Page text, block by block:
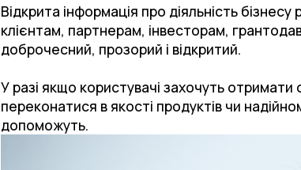
Відкрита інформація про діяльність
клієнтам, партнерам, інвесторам,
доброчесний, прозорий і відкритий.
У разі якщо користувачі захочуть отримати
переконатися в якості продуктів чи
допоможуть.